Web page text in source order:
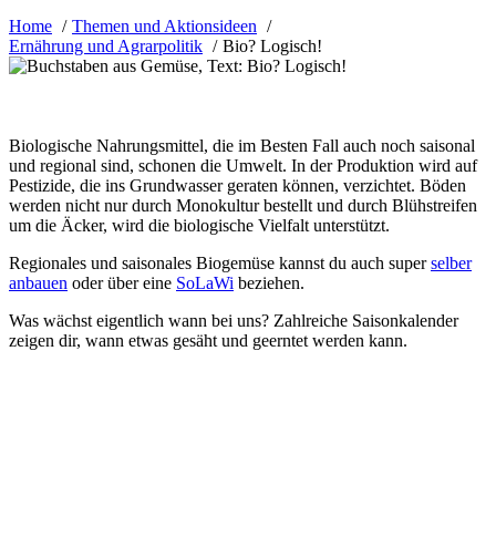
Home
Themen und Aktionsideen
Ernährung und Agrarpolitik
Bio? Logisch!
Biologische Nahrungsmittel, die im Besten Fall auch noch saisonal
und regional sind, schonen die Umwelt. In der Produktion wird auf
Pestizide, die ins Grundwasser geraten können, verzichtet. Böden
werden nicht nur durch Monokultur bestellt und durch Blühstreifen
um die Äcker, wird die biologische Vielfalt unterstützt.
Regionales und saisonales Biogemüse kannst du auch superselber
anbauen oder über eine SoLaWi beziehen.
Was wächst eigentlich wann bei uns? Zahlreiche Saisonkalender
zeigen dir, wann etwas gesäht und geerntet werden kann.